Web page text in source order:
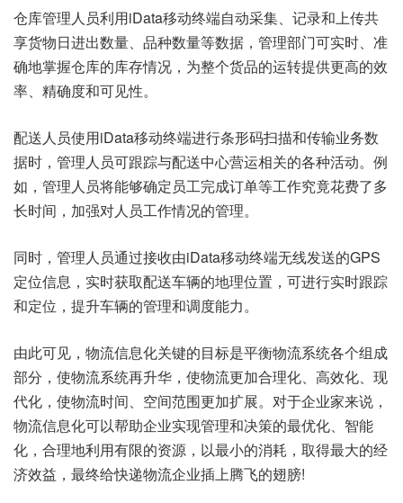
仓库管理人员利用iData移动终端自动采集、记录和上传共
享货物日进出数量、品种数量等数据，管理部门可实时、准
确地掌握仓库的库存情况，为整个货品的运转提供更高的效
率、精确度和可见性。
配送人员使用iData移动终端进行条形码扫描和传输业务数
据时，管理人员可跟踪与配送中心营运相关的各种活动。例
如，管理人员将能够确定员工完成订单等工作究竟花费了多
长时间，加强对人员工作情况的管理。
同时，管理人员通过接收由iData移动终端无线发送的GPS
定位信息，实时获取配送车辆的地理位置，可进行实时跟踪
和定位，提升车辆的管理和调度能力。
由此可见，物流信息化关键的目标是平衡物流系统各个组成
部分，使物流系统再升华，使物流更加合理化、高效化、现
代化，使物流时间、空间范围更加扩展。对于企业家来说，
物流信息化可以帮助企业实现管理和决策的最优化、智能
化，合理地利用有限的资源，以最小的消耗，取得最大的经
济效益，最终给快递物流企业插上腾飞的翅膀!